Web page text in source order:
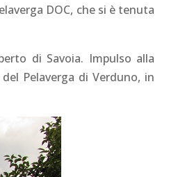
DOC, che si è tenuta
di Savoia. Impulso alla
Pelaverga di Verduno, in